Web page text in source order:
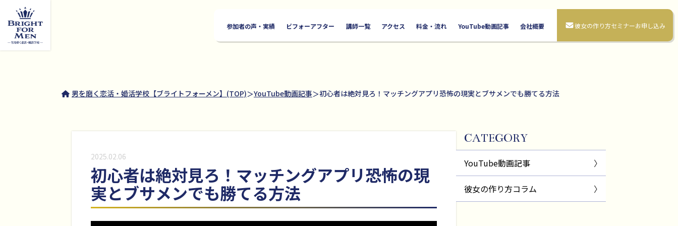
参加者の声・実績 ビフォーアフター 講師一覧 アクセス 料金・流れ YouTube動画記事 会社概要 彼女の作り方セミナーお申し込み
男を磨く恋活・婚活学校【ブライトフォーメン】(TOP) YouTube動画記事 初心者は絶対見ろ！マッチングアプリ恐怖の現実とブサメンでも勝てる方法
2025.02.06
初心者は絶対見ろ！マッチングアプリ恐怖の現
実とブサメンでも勝てる方法
CATEGORY
YouTube動画記事
彼女の作り方コラム